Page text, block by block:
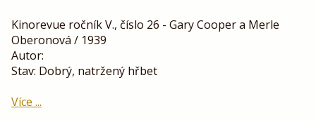
Kinorevue ročník V., číslo 26 - Gary Cooper a Merle
Oberonová / 1939
Autor:
Stav: Dobrý, natržený hřbet
Více ...